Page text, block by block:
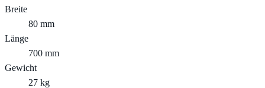
Breite
80 mm
Länge
700 mm
Gewicht
27 kg